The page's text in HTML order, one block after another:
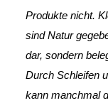
Produkte nicht.
sind Natur
dar, sondern
Durch Schleifen
kann manchmal